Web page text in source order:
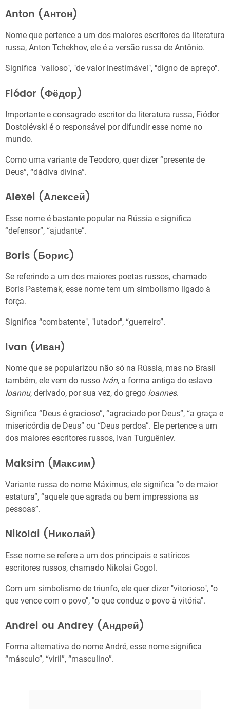
Anton (Антон)
Nome que pertence a um dos maiores escritores da literatura
russa, Anton Tchekhov, ele é a versão russa de Antônio.
Significa "valioso", "de valor inestimável", "digno de apreço".
Fiódor (Фёдор)
Importante e consagrado escritor da literatura russa, Fiódor
Dostoiévski é o responsável por difundir esse nome no
mundo.
Como uma variante de Teodoro, quer dizer “presente de
Deus”, “dádiva divina”.
Alexei (Алексей)
Esse nome é bastante popular na Rússia e significa
“defensor”, “ajudante”.
Boris (Борис)
Se referindo a um dos maiores poetas russos, chamado
Boris Pasternak, esse nome tem um simbolismo ligado à
força.
Significa “combatente", "lutador", “guerreiro”.
Ivan (Иван)
Nome que se popularizou não só na Rússia, mas no Brasil
também, ele vem do russo Iván, a forma antiga do eslavo
Ioannu, derivado, por sua vez, do grego Ioannes.
Significa “Deus é gracioso”, “agraciado por Deus”, “a graça e
misericórdia de Deus” ou “Deus perdoa”. Ele pertence a um
dos maiores escritores russos, Ivan Turguêniev.
Maksim (Максим)
Variante russa do nome Máximus, ele significa “o de maior
estatura”, “aquele que agrada ou bem impressiona as
pessoas”.
Nikolai (Николай)
Esse nome se refere a um dos principais e satíricos
escritores russos, chamado Nikolai Gogol.
Com um simbolismo de triunfo, ele quer dizer "vitorioso", "o
que vence com o povo", "o que conduz o povo à vitória".
Andrei ou Andrey (Андрей)
Forma alternativa do nome André, esse nome significa
“másculo”, “viril”, “masculino”.